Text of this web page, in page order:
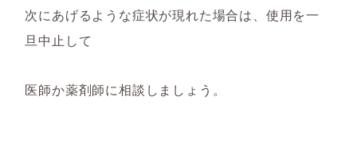
次にあげるような症状が現れた場合は、使用を一
旦中止して
医師か薬剤師に相談しましょう。